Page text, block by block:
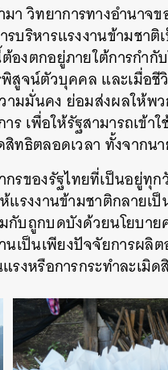
า วิทยาการทางอำนาจ
ริหารแรงงานข้ามชาติ
งตกอยู่ภายใต้การกำกั
สูจน์ตัวบุคคล และเมื่อชี
ามมั่นคง ย่อมส่งผลให้พ
เพื่อให้รัฐสามารถเข้า
ทธิตลอดเวลา ทั้งจากน
รของรัฐไทยที่เป็นอยู่ทุ
รงงานข้ามชาติกลายเ
บถูกบดบังด้วยนโยบา
ป็นเพียงปัจจัยการผลิ
รงหรือการกระทำละเมิ
LINE EMAIL